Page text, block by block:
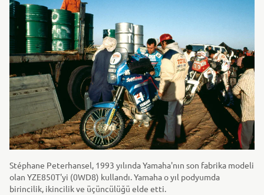
Stéphane Peterhansel, 1993 yılında Yamaha'nın son fabrika modeli
olan YZE850T'yi (0WD8) kullandı. Yamaha o yıl podyumda
birincilik, ikincilik ve üçüncülüğü elde etti.